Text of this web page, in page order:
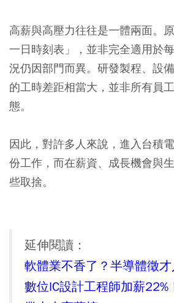
高薪與高壓力往往是一體兩面。
一日時刻表」，並非完全適用於
況仍因部門而異。研發製程、設
的工時差距相當大，並非所有員
態。
因此，對許多人來說，進入台積
份工作，而在薪資、成長機會與
些取捨。
延伸閱讀：
軟體業不香了？半導體徵才
數位IC設計工程師加薪